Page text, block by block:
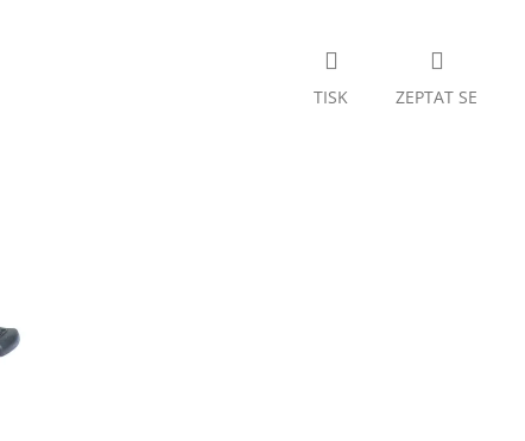
TISK ZEPTAT SE